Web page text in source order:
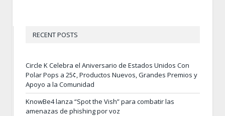
RECENT POSTS
Circle K Celebra el Aniversario de Estados Unidos Con
Polar Pops a 25¢, Productos Nuevos, Grandes Premios y
Apoyo a la Comunidad
KnowBe4 lanza “Spot the Vish” para combatir las
amenazas de phishing por voz